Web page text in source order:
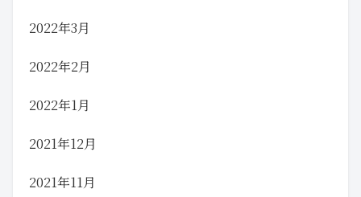
2022年3月
2022年2月
2022年1月
2021年12月
2021年11月